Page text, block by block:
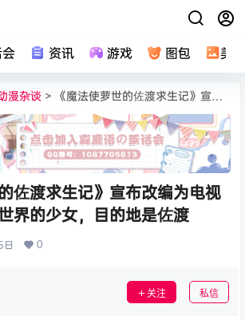
资讯 游戏 图包 美
漫杂谈 > 《魔法使萝世的佐渡求生记》宣布改编为电视动画！离开异世界的少女，目的地是佐渡
佐渡求生记》宣布改编为电视
界的少女，目的地是佐渡
日 0
关注 私信